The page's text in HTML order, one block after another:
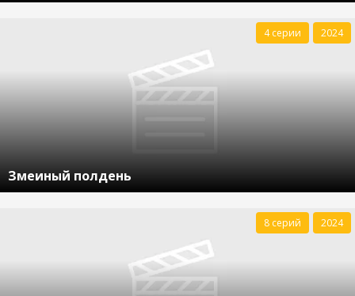
Змеиный полдень
4 серии 2024
8 серий 2024